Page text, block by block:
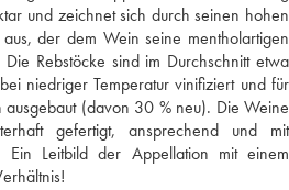
und zeichnet sich durch seinen hohen
der dem Wein seine mentholartigen
Rebstöcke sind im Durchschnitt etwa
niedriger Temperatur vinifiziert und für
(davon 30 % neu). Die Weine
gefertigt, ansprechend und mit
Ein Leitbild der Appellation mit einem